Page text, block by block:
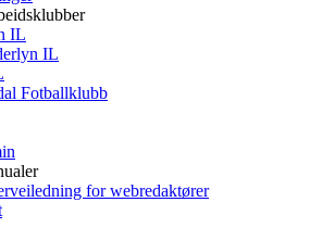
IL
IL
Fotballklubb
for webredaktører